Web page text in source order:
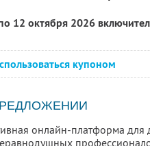
12 октября 2026
купоном
онлайн-платформа для